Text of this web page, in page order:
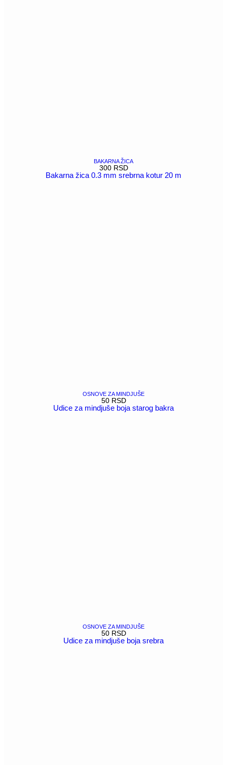
BAKARNA ŽICA
300 RSD
Bakarna žica 0.3 mm srebrna kotur 20 m
OSNOVE ZA MINDJUŠE
50 RSD
Udice za mindjuše boja starog bakra
OSNOVE ZA MINDJUŠE
50 RSD
Udice za mindjuše boja srebra